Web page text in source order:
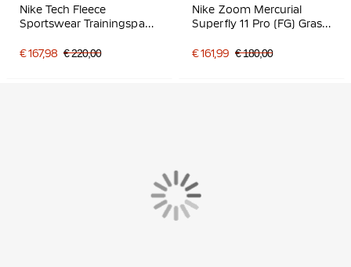
Nike Tech Fleece
Sportswear Trainingspak
€ 167,98 € 220,00
Nike Zoom Mercurial
Superfly 11 Pro (FG) Gras
Wit Zwart
€ 161,99 € 180,00